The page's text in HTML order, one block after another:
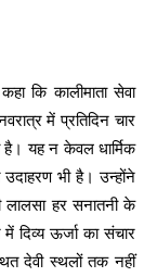
कि कालीमाता सेवा
में प्रतिदिन चार
है। यह न केवल धार्मिक
भी है। उन्होंने
लालसा हर सनातनी के
दिव्य ऊर्जा का संचार
देवी स्थलों तक नहीं